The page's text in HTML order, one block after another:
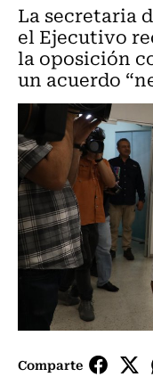
La secretaria
el Ejecutivo
la oposición
un acuerdo
Comparte